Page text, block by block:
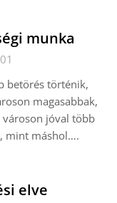
munka
betörés történik,
magasabbak,
városon jóval több
mint máshol….
elve